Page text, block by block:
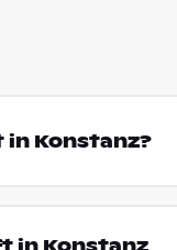
Konstanz?